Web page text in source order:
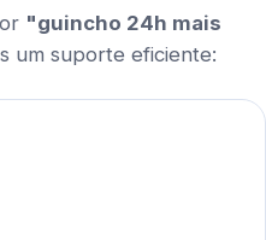
"guincho 24h mais
um suporte eficiente: